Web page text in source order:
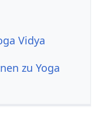
Vidya
zu Yoga